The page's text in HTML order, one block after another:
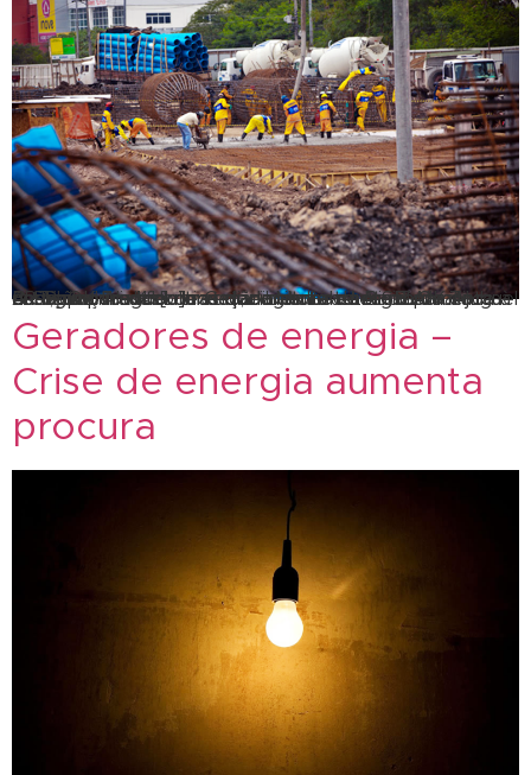
A SBLOK Aluguel de Geradores fornece diariamente energia para a continuação de obras! A SBLOK Aluguel de Geradores fornece diariamente energia para a continuação das obras que ligam o terminal Alvorada à estação linha 4 do metrô, na altura da Barra da Tijuca. O trecho final do corredor intitulado Lote Zero do BRT, que vai do […]
Geradores de energia –
Crise de energia aumenta
procura